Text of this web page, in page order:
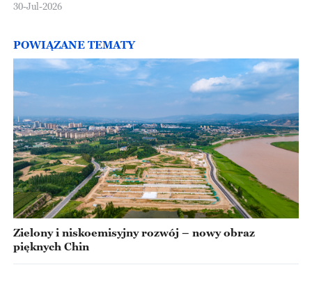
30-Jul-2026
POWIĄZANE TEMATY
Zielony i niskoemisyjny rozwój – nowy obraz
pięknych Chin